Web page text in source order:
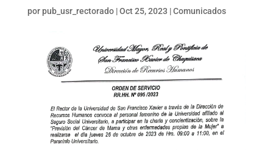
por pub_usr_rectorado|Oct 25, 2023 |Comunicados